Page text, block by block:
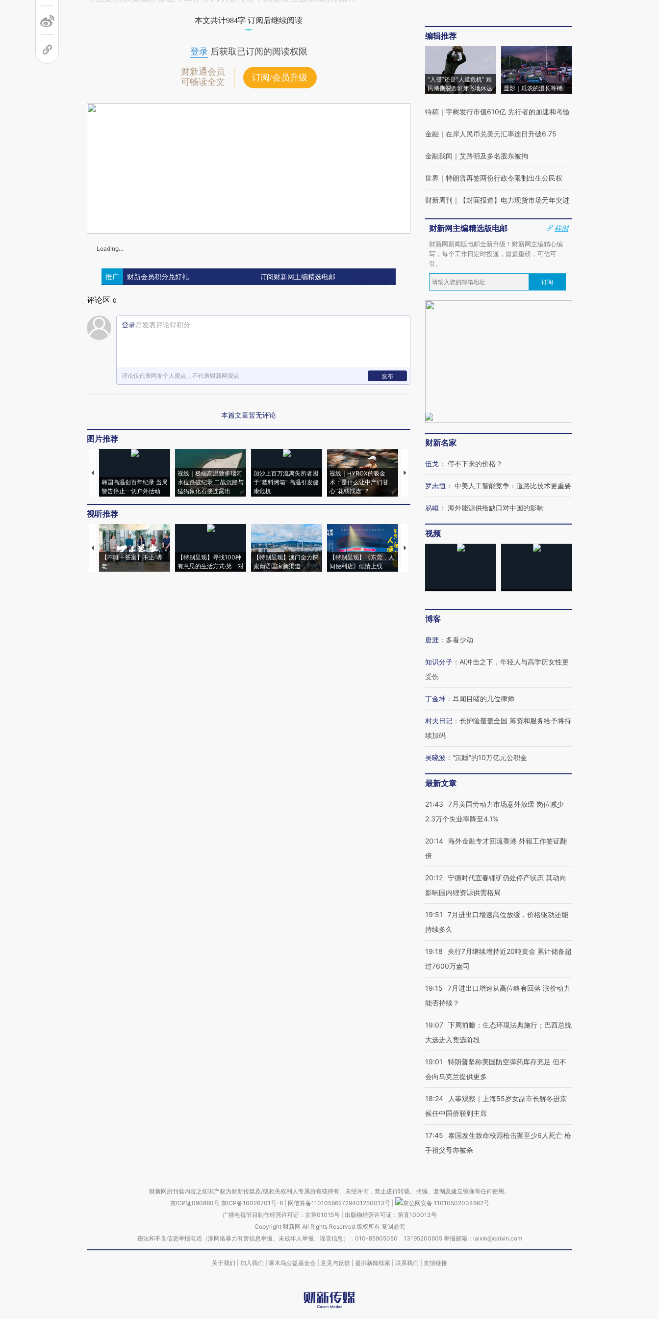
本文共计984字 订阅后继续阅读
登录后获取已订阅的阅读权限
财新通会员
可畅读全文
订阅/会员升级
Loading...
推广 财新会员积分兑好礼 订阅财新网主编精选电邮
评论区 0
登录后发表评论得积分
评论仅代表网友个人观点，不代表财新网观点 发布
本篇文章暂无评论
图片推荐
韩国高温创百年纪录 当局
警告停止一切户外活动
视线｜极端高温致多瑙河
水位跌破纪录 二战沉船与
猛犸象化石接连露出
加沙上百万流离失所者困
于“塑料烤箱” 高温引发健
康危机
视线｜HYROX的吸金
术：是什么让中产们甘
心“花钱找虐”？
马航飞行员跨国走私7万
粒摇头丸 尿检体内含3种
视线｜被称为“蟑螂”的印
度Z世代 用街头抗争将教
育部长拱下台
视线｜“入侵”还是“人道危
机”？难民潮撕裂西班牙
飞地休达
视听推荐
【不唯一答案】不止“养
老”
【特别呈现】寻找100种
有意思的生活方式·第一对
【特别呈现】澳门全力探
索葡语国家新渠道
【特别呈现】《东莞，人
间便利店》倾情上线
【推广】走进第四届链博
编辑推荐
“入侵”还是“人道危机” 难
民潮撕裂西班牙飞地休达
显影｜瓜农的漫长等待
特稿 ｜ 宇树发行市值610亿 先行者的加速和考验
金融 ｜ 在岸人民币兑美元汇率连日升破6.75
金融我闻 ｜ 艾路明及多名股东被拘
世界 ｜ 特朗普再签两份行政令限制出生公民权
财新周刊 ｜ 【封面报道】电力现货市场元年突进
财新网主编精选版电邮
样例
财新网新闻版电邮全新升级！财新网主编精心编
写，每个工作日定时投递，篇篇重磅，可信可
引。
订阅
财新名家
伍戈 ： 停不下来的价格？
罗志恒 ： 中美人工智能竞争：道路比技术更重要
易峘 ： 海外能源供给缺口对中国的影响
视频
博客
唐涯 ： 多看少动
知识分子 ： AI冲击之下，年轻人与高学历女性更
受伤
丁金坤 ： 耳闻目睹的几位律师
村夫日记 ： 长护险覆盖全国 筹资和服务给予将持
续加码
吴晓波 ： “沉睡”的10万亿元公积金
最新文章
21:43
7月美国劳动力市场意外放缓 岗位减少
2.3万个失业率降至4.1%
20:14 海外金融专才回流香港 外籍工作签证翻
倍
20:12 宁德时代宜春锂矿仍处停产状态 其动向
影响国内锂资源供需格局
19:51
7月进出口增速高位放缓，价格驱动还能
持续多久
19:18
央行7月继续增持近20吨黄金 累计储备超
过7600万盎司
19:15
7月进出口增速从高位略有回落 涨价动力
能否持续？
19:07 下周前瞻：生态环境法典施行；巴西总统
大选进入竞选阶段
19:01
特朗普坚称美国防空弹药库存充足 但不
会向乌克兰提供更多
18:24
人事观察｜上海55岁女副市长解冬进京
候任中国侨联副主席
17:45
泰国发生致命校园枪击案至少6人死亡 枪
手祖父母亦被杀
财新网所刊载内容之知识产权为财新传媒及/或相关权利人专属所有或持有。未经许可，禁止进行转载、摘编、复制及建立镜像等任何使用。
京ICP证090880号 京ICP备10026701号-8 网信算备110105862729401250013号
京公网安备 11010502034662号
广播电视节目制作经营许可证：京第01015号| 出版物经营许可证：第直100013号
Copyright 财新网 All Rights Reserved 版权所有 复制必究
违法和不良信息举报电话（涉网络暴力有害信息举报、未成年人举报、谣言信息）：010-85905050 13195200605 举报邮箱：laixin@caixin.com
关于我们 加入我们 啄木鸟公益基金会 意见与反馈 提供新闻线索 联系我们 友情链接